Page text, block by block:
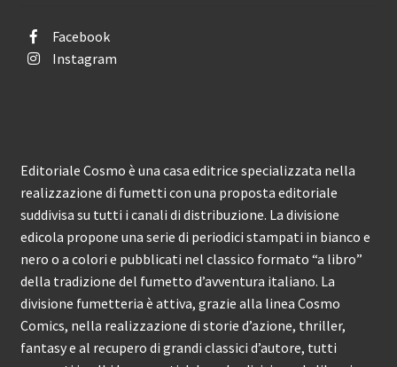
Facebook
Instagram
Editoriale Cosmo è una casa editrice specializzata nella
realizzazione di fumetti con una proposta editoriale
suddivisa su tutti i canali di distribuzione. La divisione
edicola propone una serie di periodici stampati in bianco e
nero o a colori e pubblicati nel classico formato “a libro”
della tradizione del fumetto d’avventura italiano. La
divisione fumetteria è attiva, grazie alla linea Cosmo
Comics, nella realizzazione di storie d’azione, thriller,
fantasy e al recupero di grandi classici d’autore, tutti